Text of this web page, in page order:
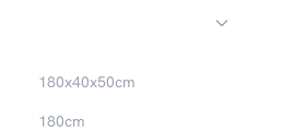
180x40x50cm
180cm